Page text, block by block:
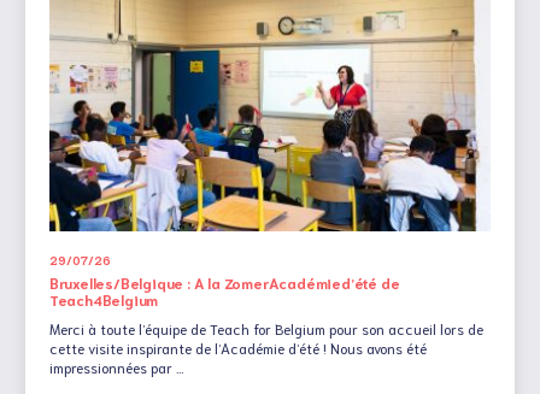
29/07/26
Bruxelles/Belgique : A la ZomerAcadémied’été de
Teach4Belgium
Merci à toute l’équipe de Teach for Belgium pour son accueil lors de
cette visite inspirante de l’Académie d’été ! Nous avons été
impressionnées par …